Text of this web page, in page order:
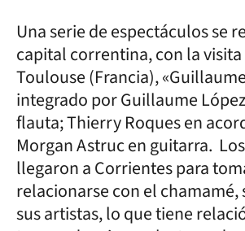
Una serie de espectáculos se
capital correntina, con la
Toulouse (Francia),
integrado por Guillaume
flauta; Thierry Roques en
Morgan Astruc en guitarra.
llegaron a Corrientes para
relacionarse con el chamamé,
sus artistas, lo que tiene